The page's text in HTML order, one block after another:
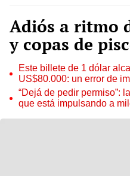
Adiós a ritmo
y copas de
Este billete de 1 dólar
US$80.000: un error de
pieza única que hoy
mundo
“Dejá de pedir permiso”:
que está impulsando a